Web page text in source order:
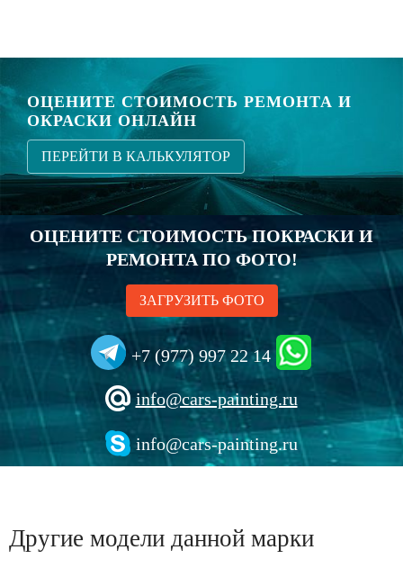
ОЦЕНИТЕ СТОИМОСТЬ РЕМОНТА И
ОКРАСКИ ОНЛАЙН
ПЕРЕЙТИ В КАЛЬКУЛЯТОР
ОЦЕНИТЕ СТОИМОСТЬ ПОКРАСКИ И
РЕМОНТА ПО ФОТО!
ЗАГРУЗИТЬ ФОТО
+7 (977) 997 22 14
info@cars-painting.ru
info@cars-painting.ru
Другие модели данной марки